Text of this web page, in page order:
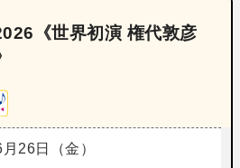
《世界初演 権代敦彦
26日（金）